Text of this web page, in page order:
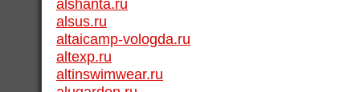
alshanta.ru
alsus.ru
altaicamp-vologda.ru
altexp.ru
altinswimwear.ru